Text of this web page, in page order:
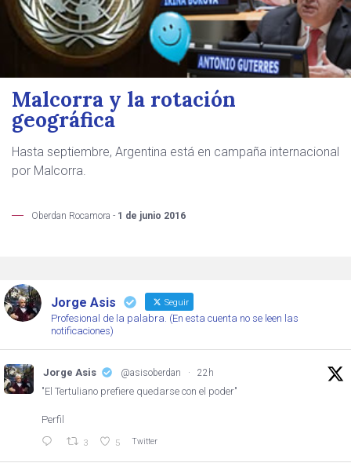
Malcorra y la rotación
geográfica
Hasta septiembre, Argentina está en campaña internacional
por Malcorra.
Oberdan Rocamora - 1 de junio 2016
Jorge Asis Seguir
Profesional de la palabra. (En esta cuenta no se leen las
notificaciones)
Jorge Asis @asisoberdan · 22h
"El Tertuliano prefiere quedarse con el poder"
Perfil
3 5 Twitter